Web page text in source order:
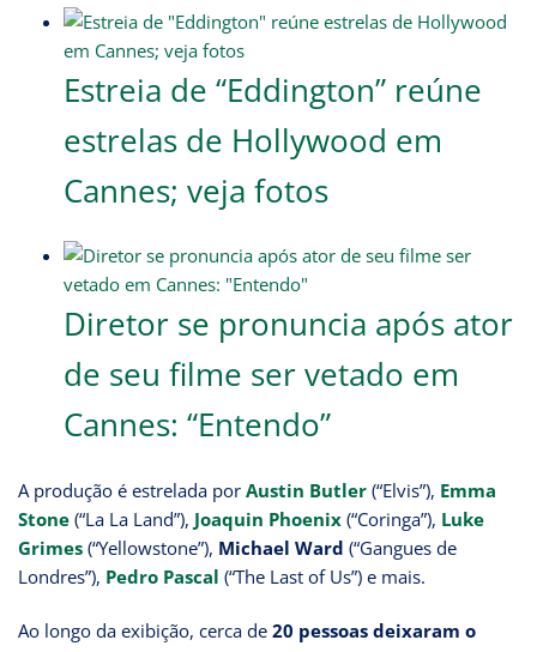
Estreia de “Eddington” reúne
estrelas de Hollywood em
Cannes; veja fotos
Diretor se pronuncia após ator
de seu filme ser vetado em
Cannes: “Entendo”
A produção é estrelada por Austin Butler (“Elvis”), Emma
Stone (“La La Land”), Joaquin Phoenix (“Coringa”), Luke
Grimes (“Yellowstone”), Michael Ward (“Gangues de
Londres”), Pedro Pascal (“The Last of Us”) e mais.
Ao longo da exibição, cerca de 20 pessoas deixaram o